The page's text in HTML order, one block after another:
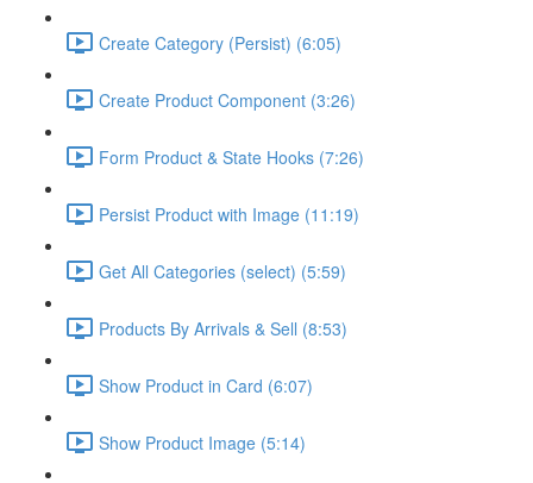
Create Category (Persist) (6:05)
Create Product Component (3:26)
Form Product & State Hooks (7:26)
Persist Product with Image (11:19)
Get All Categories (select) (5:59)
Products By Arrivals & Sell (8:53)
Show Product in Card (6:07)
Show Product Image (5:14)